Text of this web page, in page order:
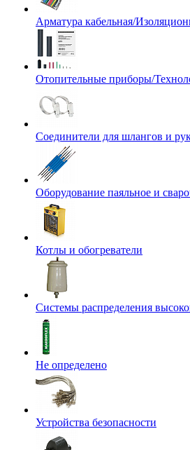
Арматура кабельная/
Отопительные приборы/
Соединители для шлангов и
Оборудование паяльное и
Котлы и обогреватели
Системы распределения
Не определено
Устройства безопасности